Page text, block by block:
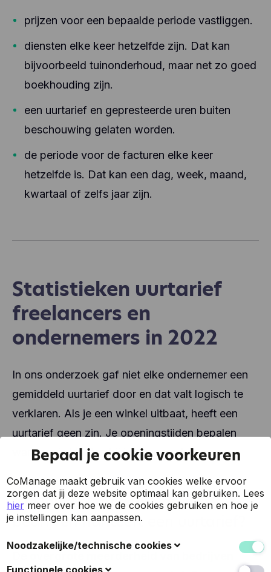
prijzen voor een bepaalde periode vastliggen.
diensten elke keer hetzelfde zijn. Dat kan
bijvoorbeeld tuinonderhoud, maar net zo goed
boekhouding zijn.
een uurtarief en gepresteerde uren buiten
beschouwing gelaten worden.
de periode voor de facturen elke keer
hetzelfde is. Dat kan een dag, week, maand,
kwartaal of zelfs jaar zijn.
Statistieken uurtarief
freelancers en
ondernemers in 2022
In ons onderzoek gaf niet elke ondernemer een
gemiddeld uurtarief door en dat valt logisch te
verklaren. Als je een winkel uitbaat, heeft een
uurtarief geen zin. Je openingstijden bepalen
wanneer je klanten bij jou kunnen kopen.
#1 Hoeveel procent van de
bedrijven hanteert een uurtarief?
Bepaal je cookie voorkeuren
CoManage maakt gebruik van cookies welke ervoor
zorgen dat jij deze website optimaal kan gebruiken. Lees
hier meer over hoe we de cookies gebruiken en hoe je
je instellingen kan aanpassen.
Noodzakelijke/technische cookies
Deze cookies verzamelen gegevens om de
Functionele cookies